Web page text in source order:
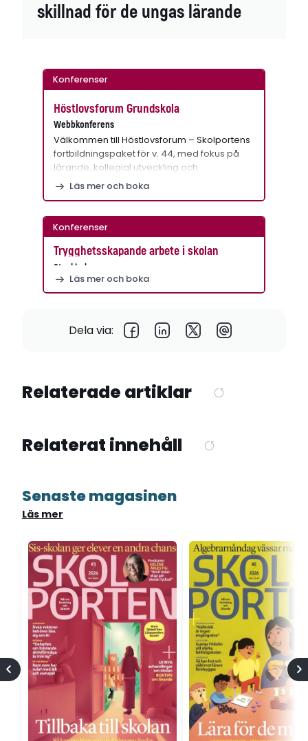
skillnad för de ungas lärande
Konferenser
Höstlovsforum Grundskola
Webbkonferens
Välkommen till Höstlovsforum – Skolportens
fortbildningspaket för v. 44, med fokus på
lärande, kollegial utveckling och…
Läs mer och boka
Konferenser
Trygghetsskapande arbete i skolan
Stockholm
Läs mer och boka
Dela via:
Relaterade artiklar
Relaterat innehåll
Senaste magasinen
Läs mer